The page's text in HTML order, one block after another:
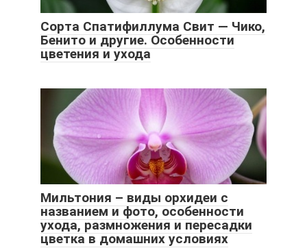
Сорта Спатифиллума Свит — Чико,
Бенито и другие. Особенности
цветения и ухода
Мильтония – виды орхидеи с
названием и фото, особенности
ухода, размножения и пересадки
цветка в домашних условиях